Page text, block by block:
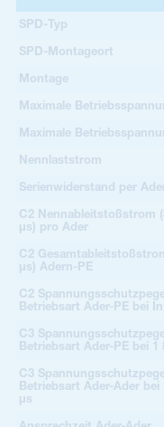
SPD-Typ
SPD-Montageort
Montage
Maximale
Maximale
Nennlaststrom
Serienwiderstand per
C2 Nennableitstoßstrom
µs) pro Ader
C2
µs) Adern-PE
C2
Betriebsart Ader-PE bei In
C3
Betriebsart Ader-PE bei 1
C3
Betriebsart Ader-Ader bei
µs